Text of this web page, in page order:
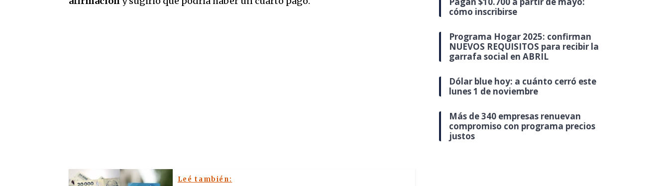
Leé también:
cómo inscribirse
Programa Hogar 2025: confirman
NUEVOS REQUISITOS para recibir la
garrafa social en ABRIL
Dólar blue hoy: a cuánto cerró este
lunes 1 de noviembre
Más de 340 empresas renuevan
compromiso con programa precios
justos